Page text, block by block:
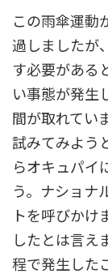
この雨傘運動
過しましたが
す必要がある
い事態が発生
間が取れてい
試みてみよう
らオキュパイ
う。ナショナ
トを呼びかけ
したとは言え
程で発生した